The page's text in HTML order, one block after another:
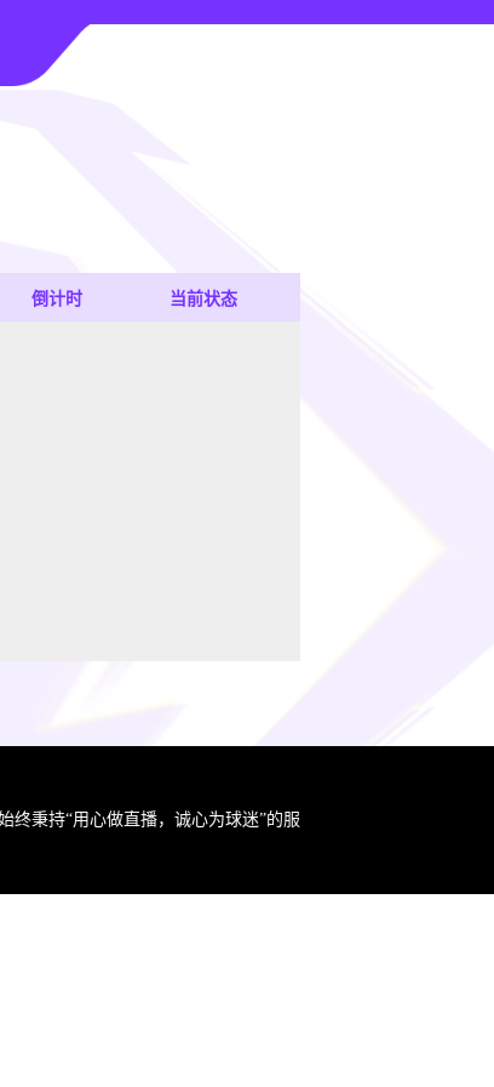
倒计时 当前状态
终秉持“用心做直播，诚心为球迷”的服